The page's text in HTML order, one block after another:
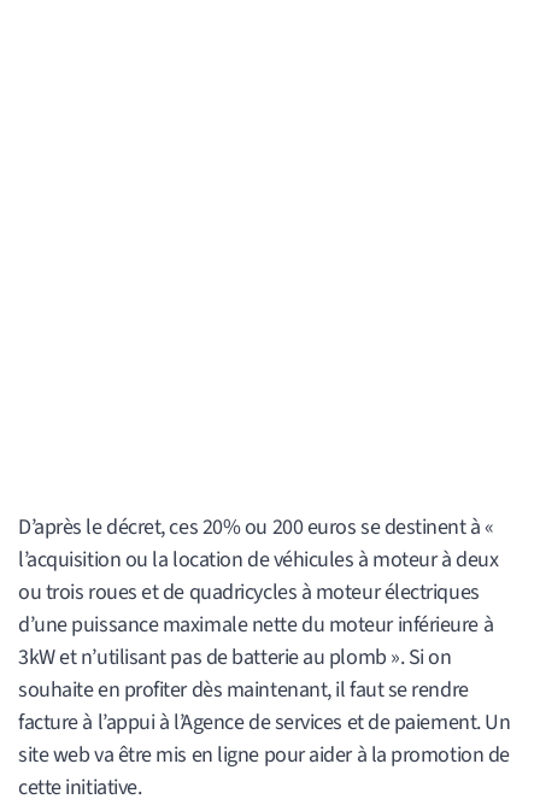
D’après le décret, ces 20% ou 200 euros se destinent à «
l’acquisition ou la location de véhicules à moteur à deux
ou trois roues et de quadricycles à moteur électriques
d’une puissance maximale nette du moteur inférieure à
3kW et n’utilisant pas de batterie au plomb ». Si on
souhaite en profiter dès maintenant, il faut se rendre
facture à l’appui à l’Agence de services et de paiement. Un
site web va être mis en ligne pour aider à la promotion de
cette initiative.